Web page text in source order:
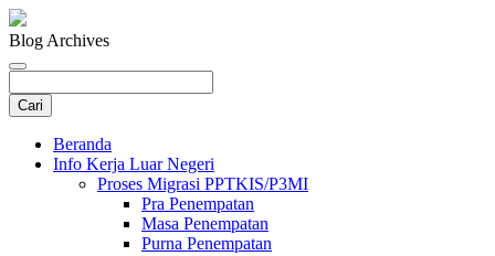
Blog Archives
Beranda
Info Kerja Luar Negeri
Proses Migrasi PPTKIS/P3MI
Pra Penempatan
Masa Penempatan
Purna Penempatan